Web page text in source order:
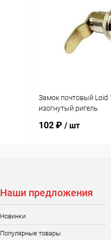
Замок почтовый Loid
изогнутый ригель
102 ₽ / шт
Наши предложения
Новинки
Популярные товары